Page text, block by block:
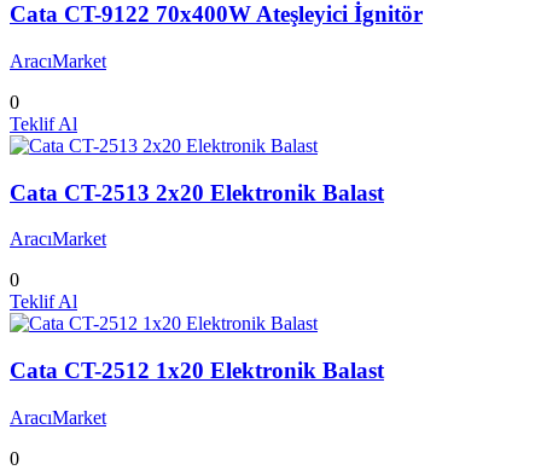
Cata CT-9122 70x400W Ateşleyici İgnitör
AracıMarket
0
Teklif Al
Cata CT-2513 2x20 Elektronik Balast
AracıMarket
0
Teklif Al
Cata CT-2512 1x20 Elektronik Balast
AracıMarket
0